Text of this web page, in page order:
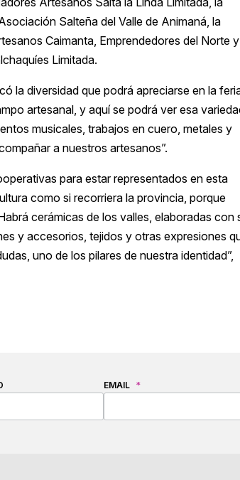
Salteña del Valle de Animaná, la
Caimanta, Emprendedores del Norte
Limitada.
la diversidad que podrá apreciarse en la
artesanal, y aquí se podrá ver esa
musicales, trabajos en cuero, metales y
a nuestros artesanos”.
para estar representados en esta
como si recorriera la provincia, porque
cerámicas de los valles, elaboradas con
y accesorios, tejidos y otras expresiones
uno de los pilares de nuestra identidad”,
EMAIL *